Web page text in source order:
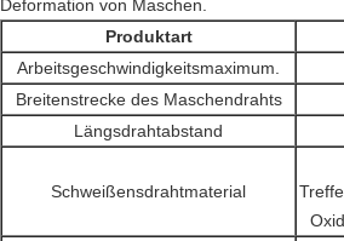
Deformation von Maschen.
Produktart
Arbeitsgeschwindigkeitsmaximum.
Breitenstrecke des Maschendrahts
Längsdrahtabstand
Schweißensdrahtmaterial